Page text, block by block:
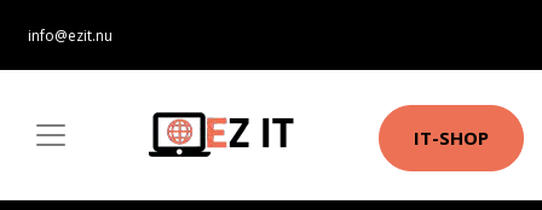
info@ezit.nu
IT-SHOP